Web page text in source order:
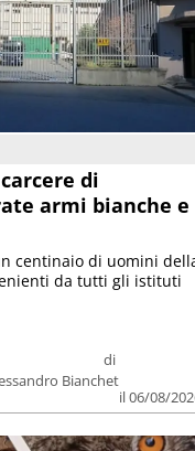
di
armi bianche e
di
Bianchet
il 06/08/
centinaio di uomini
da tutti gli istituti